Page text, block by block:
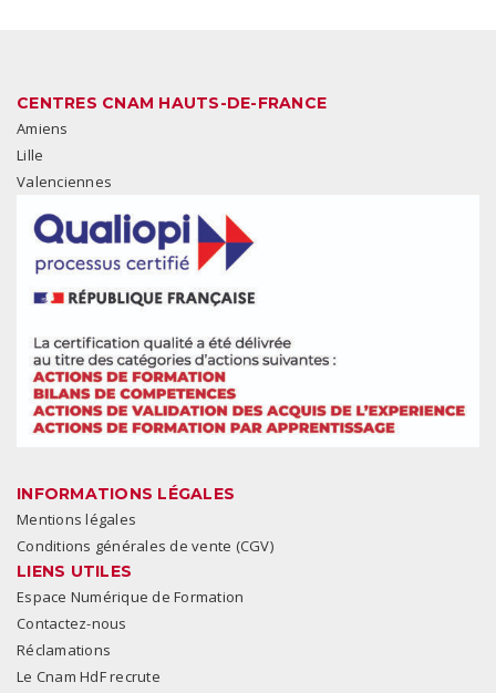
CENTRES CNAM HAUTS-DE-FRANCE
Amiens
Lille
Valenciennes
INFORMATIONS LÉGALES
Mentions légales
Conditions générales de vente (CGV)
LIENS UTILES
Espace Numérique de Formation
Contactez-nous
Réclamations
Le Cnam HdF recrute